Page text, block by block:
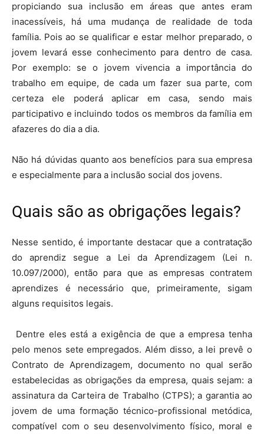
propiciando sua inclusão em áreas que antes eram
inacessíveis, há uma mudança de realidade de toda
família. Pois ao se qualificar e estar melhor preparado, o
jovem levará esse conhecimento para dentro de casa.
Por exemplo: se o jovem vivencia a importância do
trabalho em equipe, de cada um fazer sua parte, com
certeza ele poderá aplicar em casa, sendo mais
participativo e incluindo todos os membros da família em
afazeres do dia a dia.
Não há dúvidas quanto aos benefícios para sua empresa
e especialmente para a inclusão social dos jovens.
Quais são as obrigações legais?
Nesse sentido, é importante destacar que a contratação
do aprendiz segue a Lei da Aprendizagem (Lei n.
10.097/2000), então para que as empresas contratem
aprendizes é necessário que, primeiramente, sigam
alguns requisitos legais.
Dentre eles está a exigência de que a empresa tenha
pelo menos sete empregados. Além disso, a lei prevê o
Contrato de Aprendizagem, documento no qual serão
estabelecidas as obrigações da empresa, quais sejam: a
assinatura da Carteira de Trabalho (CTPS); a garantia ao
jovem de uma formação técnico-profissional metódica,
compatível com o seu desenvolvimento físico, moral e